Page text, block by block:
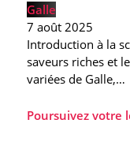
Galle
7 août 2025
Introduction à la
saveurs riches et
variées de Galle,…
Poursuivez votre